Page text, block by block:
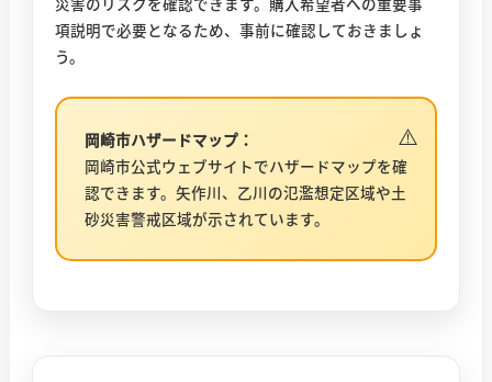
項説明で必要となるため、事前に確認しておきましょ
う。
岡崎市ハザードマップ：
岡崎市公式ウェブサイトでハザードマップを確
認できます。矢作川、乙川の氾濫想定区域や土
砂災害警戒区域が示されています。